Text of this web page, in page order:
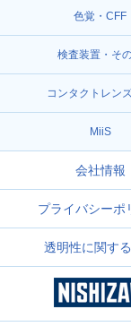
色覚・CFF
検査装置・そ
コンタクトレン
MiiS
会社情報
プライバシーポ
透明性に関す